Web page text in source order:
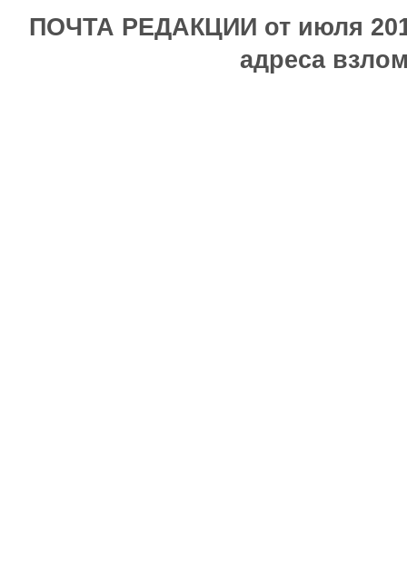
ПОЧТА РЕДАКЦИИ от июля
адреса